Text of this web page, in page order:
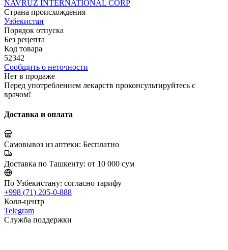
NAVRUZ INTERNATIONAL CORP
Страна происхождения
Узбекистан
Порядок отпуска
Без рецепта
Код товара
52342
Сообщить о неточности
Нет в продаже
Перед употреблением лекарств проконсультируйтесь с
врачом!
Доставка и оплата
Самовывоз из аптеки: Бесплатно
Доставка по Ташкенту: от 10 000 сум
По Узбекистану: согласно тарифу
+998 (71) 205-0-888
Колл-центр
Telegram
Служба поддержки